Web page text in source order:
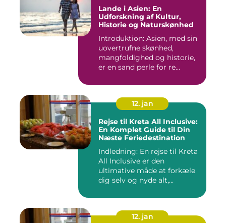
Lande i Asien: En
Udforskning af Kultur,
Historie og Naturskønhed
Introduktion: Asien, med sin
uovertrufne skønhed,
mangfoldighed og historie,
er en sand perle for re...
12. jan
Rejse til Kreta All Inclusive:
En Komplet Guide til Din
Næste Feriedestination
Indledning: En rejse til Kreta
All Inclusive er den
ultimative måde at forkæle
dig selv og nyde alt,...
12. jan